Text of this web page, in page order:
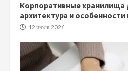
Корпоративные хранилища
архитектура и
12 июля 2026